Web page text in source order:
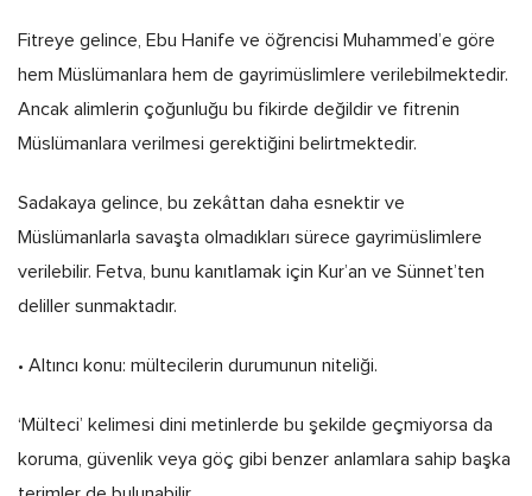
Fitreye gelince, Ebu Hanife ve öğrencisi Muhammed’e göre
hem Müslümanlara hem de gayrimüslimlere verilebilmektedir.
Ancak alimlerin çoğunluğu bu fikirde değildir ve fitrenin
Müslümanlara verilmesi gerektiğini belirtmektedir.
Sadakaya gelince, bu zekâttan daha esnektir ve
Müslümanlarla savaşta olmadıkları sürece gayrimüslimlere
verilebilir. Fetva, bunu kanıtlamak için Kur’an ve Sünnet’ten
deliller sunmaktadır.
• Altıncı konu: mültecilerin durumunun niteliği.
‘Mülteci’ kelimesi dini metinlerde bu şekilde geçmiyorsa da
koruma, güvenlik veya göç gibi benzer anlamlara sahip başka